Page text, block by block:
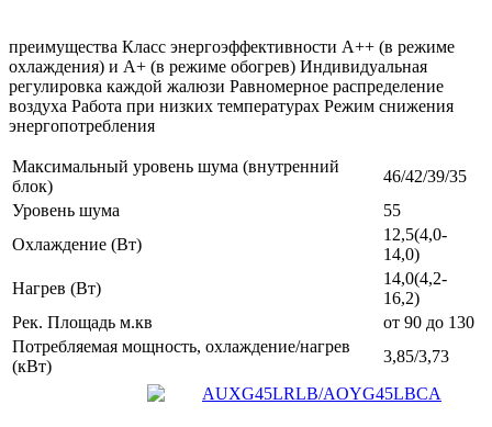
преимущества Класс энергоэффективности А++ (в режиме
охлаждения) и А+ (в режиме обогрев) Индивидуальная
регулировка каждой жалюзи Равномерное распределение
воздуха Работа при низких температурах Режим снижения
энергопотребления
Максимальный уровень шума (внутренний
блок)
46/42/39/35
Уровень шума
55
Охлаждение (Вт)
12,5(4,0-
14,0)
Нагрев (Вт)
14,0(4,2-
16,2)
Рек. Площадь м.кв
от 90 до 130
Потребляемая мощность, охлаждение/нагрев
(кВт)
3,85/3,73